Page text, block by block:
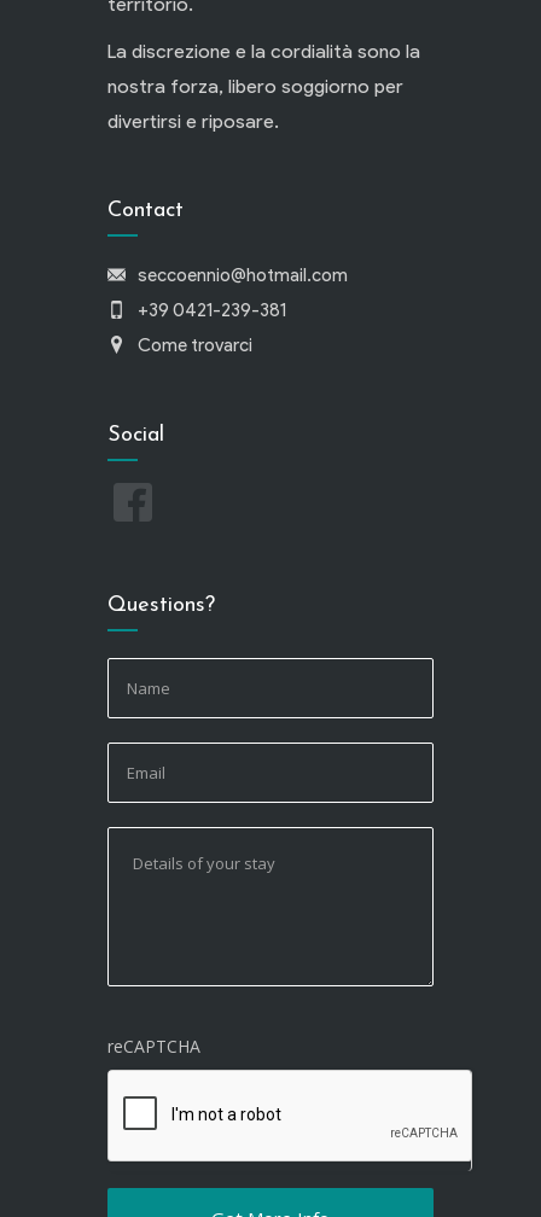
La discrezione e la cordialità sono la
nostra forza, libero soggiorno per
divertirsi e riposare.
Contact
seccoennio@hotmail.com
+39 0421-239-381
Come trovarci
Social
Questions?
reCAPTCHA